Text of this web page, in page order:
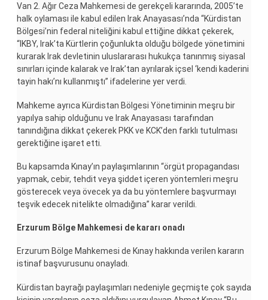
Van 2. Ağır Ceza Mahkemesi de gerekçeli kararında, 2005’te
halk oylaması ile kabul edilen Irak Anayasası’nda “Kürdistan
Bölgesi’nin federal niteliğini kabul ettiğine dikkat çekerek,
“IKBY, Irak’ta Kürtlerin çoğunlukta olduğu bölgede yönetimini
kurarak Irak devletinin uluslararası hukukça tanınmış siyasal
sınırları içinde kalarak ve Irak’tan ayrılarak içsel ‘kendi kaderini
tayin hakı’nı kullanmıştı” ifadelerine yer verdi.
Mahkeme ayrıca Kürdistan Bölgesi Yönetiminin meşru bir
yapılya sahip olduğunu ve Irak Anayasası tarafından
tanındığına dikkat çekerek PKK ve KCK’den farklı tutulması
gerektiğine işaret etti.
Bu kapsamda Kınay’ın paylaşımlarının “örgüt propagandası
yapmak, cebir, tehdit veya şiddet içeren yöntemleri meşru
gösterecek veya övecek ya da bu yöntemlere başvurmayı
teşvik edecek nitelikte olmadığına” karar verildi.
Erzurum Bölge Mahkemesi de kararı onadı
Erzurum Bölge Mahkemesi de Kınay hakkında verilen kararın
istinaf başvurusunu onayladı.
Kürdistan bayrağı paylaşımları nedeniyle geçmişte çok sayıda